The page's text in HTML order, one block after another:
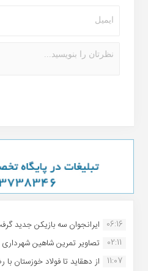
06:16 ایرانجوان سه بازیکن جدید
02:11
تصاویر تمرین شاهین
11:07
از دهقاید تا فولاد خوزستان